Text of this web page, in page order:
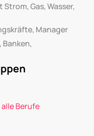
Gas, Wasser,
Manager
Berufe